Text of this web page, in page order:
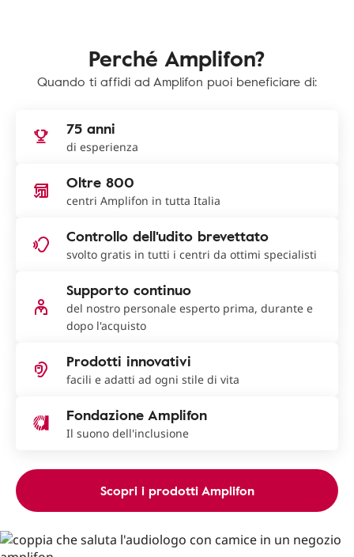
Perché Amplifon?
Quando ti affidi ad Amplifon puoi beneficiare di:
75 anni
di esperienza
Oltre 800
centri Amplifon in tutta Italia
Controllo dell'udito brevettato
svolto gratis in tutti i centri da ottimi specialisti
Supporto continuo
del nostro personale esperto prima, durante e
dopo l'acquisto
Prodotti innovativi
facili e adatti ad ogni stile di vita
Fondazione Amplifon
Il suono dell'inclusione
Scopri i prodotti Amplifon